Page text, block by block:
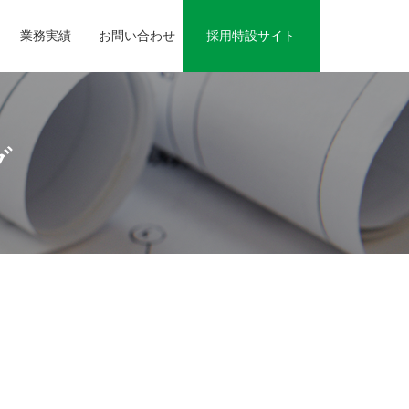
業務実績 お問い合わせ 採用特設サイト